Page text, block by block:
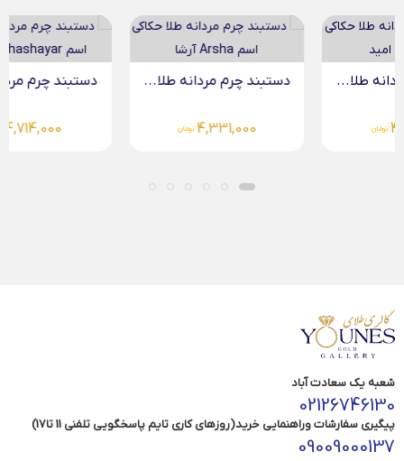
دستبند چرم مردانه طلا... دستبند چرم مردانه طلا...
شعبه یک سعادت آباد
02126746130
پیگیری سفارشات وراهنمایی خرید(روزهای کاری تایم پاسخگویی تلفنی 11 تا17)
09009000137